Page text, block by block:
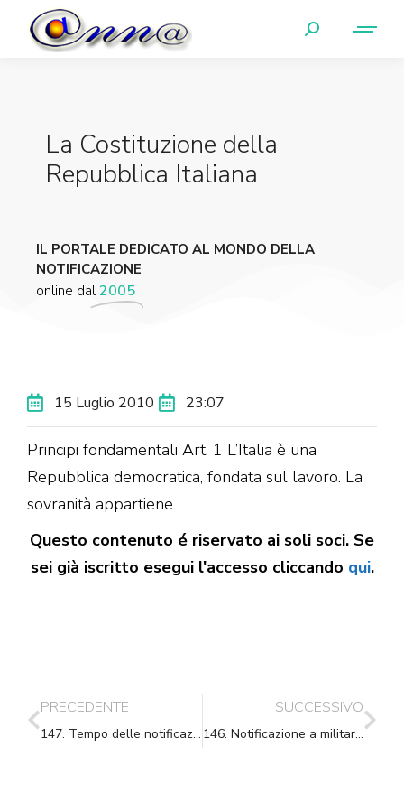
La Costituzione della
Repubblica Italiana
IL PORTALE DEDICATO AL MONDO DELLA
NOTIFICAZIONE
online dal2005
15 Luglio 2010 23:07
Principi fondamentali Art. 1 L’Italia è una
Repubblica democratica, fondata sul lavoro. La
sovranità appartiene
Questo contenuto é riservato ai soli soci. Se
sei già iscritto esegui l'accesso cliccando qui.
PRECEDENTE
147. Tempo delle notificazioni
SUCCESSIVO
146. Notificazione a militari in attività di servizio